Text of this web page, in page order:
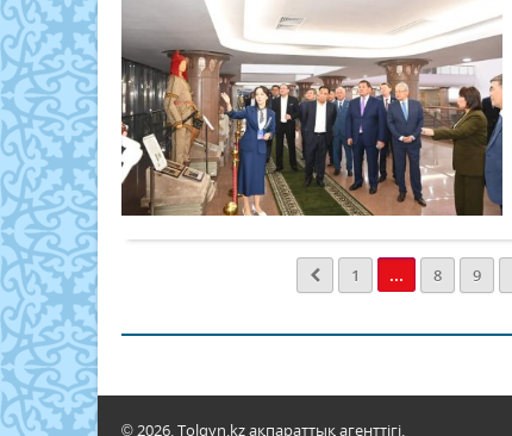
1 ... 8 9
© 2026. Tolqyn.kz ақпараттық агенттігі.